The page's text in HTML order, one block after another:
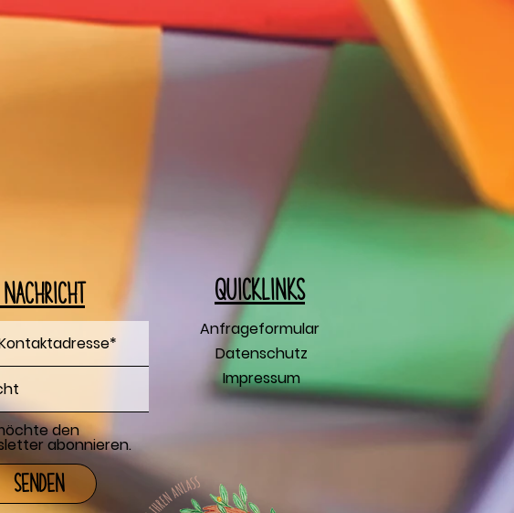
den
abonnieren.
Senden
Quicklinks
Anfrageformular
Datenschutz
Impressum